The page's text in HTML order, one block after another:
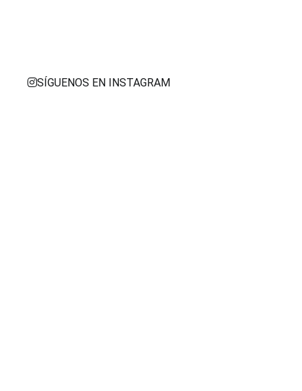
SÍGUENOS EN INSTAGRAM